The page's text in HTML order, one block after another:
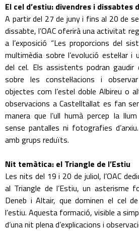
El cel d’estiu: divendres i dissabtes
A partir del 27 de juny i fins al 20 de
dissabte, l’OAC oferirà una activitat
a l’exposició “Les proporcions del
multimèdia sobre l’evolució estel·lar
del cel. Els assistents podran gaudir
sobre les constel·lacions i
objectes com l’estel doble Albireu o
observacions a Castelltallat es fan
manera que l’ull humà percep la
sense pantalles ni fotografies
amb grups reduïts.
Nit temàtica: el Triangle de l’Estiu
Les nits del 19 i 20 de juliol, l’OAC
al Triangle de l’Estiu, un asterisme
Deneb i Altair, que dominen el cel
l’estiu. Aquesta formació, visible a
d’una nit plena d’explicacions i